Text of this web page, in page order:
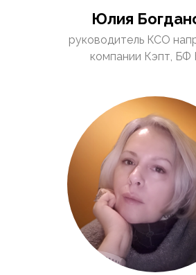
Юлия
руководитель КСО
компании Кэпт, БФ